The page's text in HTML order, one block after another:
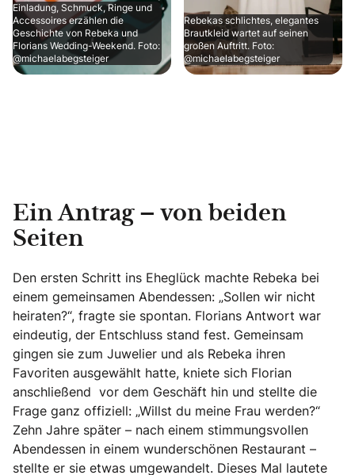
Einladung, Schmuck, Ringe und
Accessoires erzählen die
Geschichte von Rebeka und
Florians Wedding-Weekend. Foto:
@michaelabegsteiger
Rebekas schlichtes, elegantes
Brautkleid wartet auf seinen
großen Auftritt. Foto:
@michaelabegsteiger
Ein Antrag – von beiden
Seiten
Den ersten Schritt ins Eheglück machte Rebeka bei
einem gemeinsamen Abendessen: „Sollen wir nicht
heiraten?“, fragte sie spontan. Florians Antwort war
eindeutig, der Entschluss stand fest. Gemeinsam
gingen sie zum Juwelier und als Rebeka ihren
Favoriten ausgewählt hatte, kniete sich Florian
anschließend vor dem Geschäft hin und stellte die
Frage ganz offiziell: „Willst du meine Frau werden?“
Zehn Jahre später – nach einem stimmungsvollen
Abendessen in einem wunderschönen Restaurant –
stellte er sie etwas umgewandelt. Dieses Mal lautete